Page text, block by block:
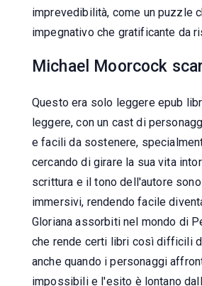
imprevedibilità, come un puzzle
impegnativo che gratificante da
Michael Moorcock
Questo era solo leggere epub
leggere, con un cast di
e facili da sostenere,
cercando di girare la sua vita
scrittura e il tono dell'autore
immersivi, rendendo facile
Gloriana assorbiti nel mondo di
che rende certi libri così difficili
anche quando i personaggi
impossibili e l'esito è lontano